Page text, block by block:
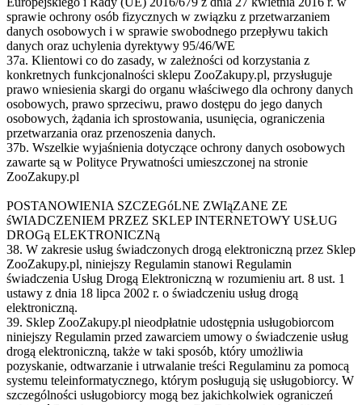
sprawie ochrony osób fizycznych w związku z przetwarzaniem
danych osobowych i w sprawie swobodnego przepływu takich
danych oraz uchylenia dyrektywy 95/46/WE
37a. Klientowi co do zasady, w zależności od korzystania z
konkretnych funkcjonalności sklepu ZooZakupy.pl, przysługuje
prawo wniesienia skargi do organu właściwego dla ochrony danych
osobowych, prawo sprzeciwu, prawo dostępu do jego danych
osobowych, żądania ich sprostowania, usunięcia, ograniczenia
przetwarzania oraz przenoszenia danych.
37b. Wszelkie wyjaśnienia dotyczące ochrony danych osobowych
zawarte są w Polityce Prywatności umieszczonej na stronie
ZooZakupy.pl
POSTANOWIENIA SZCZEGóLNE ZWIąZANE ZE
śWIADCZENIEM PRZEZ SKLEP INTERNETOWY USŁUG
DROGą ELEKTRONICZNą
38. W zakresie usług świadczonych drogą elektroniczną przez Sklep
ZooZakupy.pl, niniejszy Regulamin stanowi Regulamin
świadczenia Usług Drogą Elektroniczną w rozumieniu art. 8 ust. 1
ustawy z dnia 18 lipca 2002 r. o świadczeniu usług drogą
elektroniczną.
39. Sklep ZooZakupy.pl nieodpłatnie udostępnia usługobiorcom
niniejszy Regulamin przed zawarciem umowy o świadczenie usług
drogą elektroniczną, także w taki sposób, który umożliwia
pozyskanie, odtwarzanie i utrwalanie treści Regulaminu za pomocą
systemu teleinformatycznego, którym posługują się usługobiorcy. W
szczególności usługobiorcy mogą bez jakichkolwiek ograniczeń